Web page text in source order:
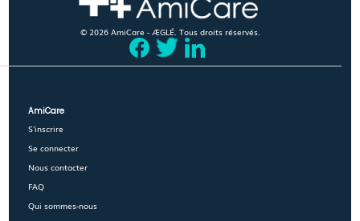
© 2026 AmiCare - ÆGLÉ. Tous droits réservés.
AmiCare
S'inscrire
Se connecter
Nous contacter
FAQ
Qui sommes-nous